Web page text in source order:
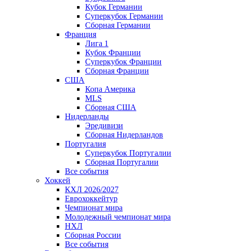
Кубок Германии
Суперкубок Германии
Сборная Германии
Франция
Лига 1
Кубок Франции
Суперкубок Франции
Сборная Франции
США
Копа Америка
MLS
Сборная США
Нидерланды
Эредивизи
Сборная Нидерландов
Португалия
Суперкубок Португалии
Сборная Португалии
Все события
Хоккей
КХЛ 2026/2027
Еврохоккейтур
Чемпионат мира
Молодежный чемпионат мира
НХЛ
Сборная России
Все события